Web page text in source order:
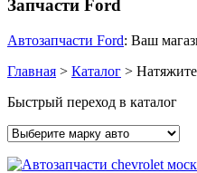
Запчасти Ford
Автозапчасти Ford: Ваш
Главная > Каталог >
Быстрый переход в каталог